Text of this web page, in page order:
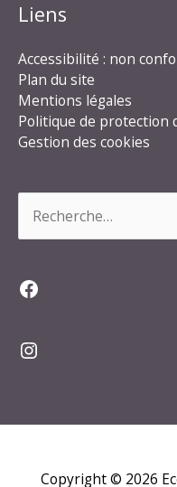
Liens
Accessibilité : non
Plan du site
Mentions légales
Politique de protection
Gestion des cookies
Facebook
Instagram
Copyright © 2026